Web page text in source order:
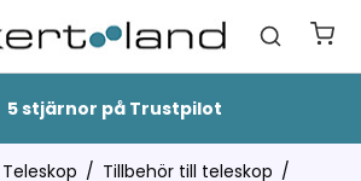
Snabb Leverans
Teleskop / Tillbehör till teleskop /